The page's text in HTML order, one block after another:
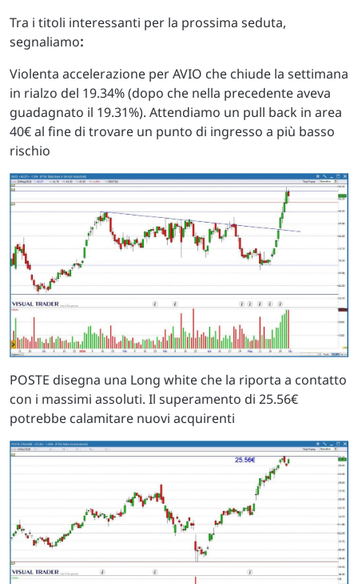
Tra i titoli interessanti per la prossima seduta,
segnaliamo:
Violenta accelerazione per AVIO che chiude la settimana
in rialzo del 19.34% (dopo che nella precedente aveva
guadagnato il 19.31%). Attendiamo un pull back in area
40€ al fine di trovare un punto di ingresso a più basso
rischio
POSTE disegna una Long white che la riporta a contatto
con i massimi assoluti. Il superamento di 25.56€
potrebbe calamitare nuovi acquirenti